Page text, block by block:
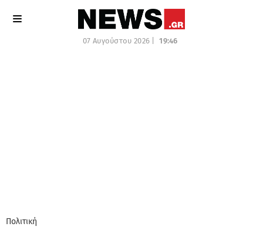
07 Αυγούστου 2026 | 19:46
Πολιτική